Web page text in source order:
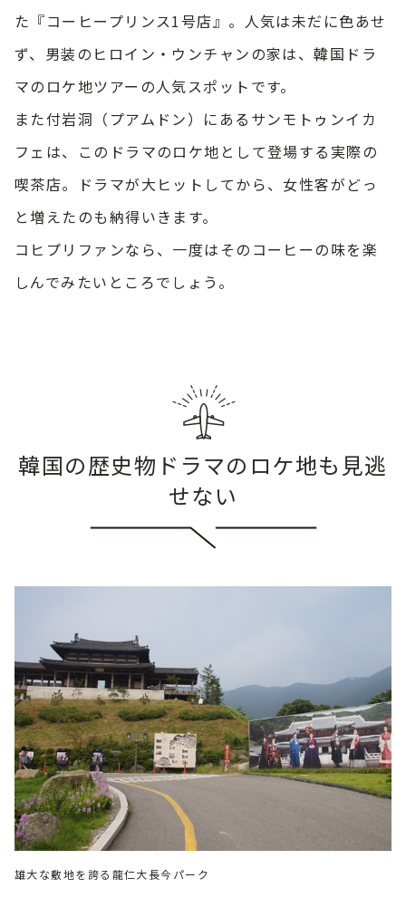
た『コーヒープリンス1号店』。人気は未だに色あせ
ず、男装のヒロイン・ウンチャンの家は、韓国ドラ
マのロケ地ツアーの人気スポットです。
また付岩洞（プアムドン）にあるサンモトゥンイカ
フェは、このドラマのロケ地として登場する実際の
喫茶店。ドラマが大ヒットしてから、女性客がどっ
と増えたのも納得いきます。
コヒプリファンなら、一度はそのコーヒーの味を楽
しんでみたいところでしょう。
韓国の歴史物ドラマのロケ地も見逃
せない
雄大な敷地を誇る龍仁大長今パーク